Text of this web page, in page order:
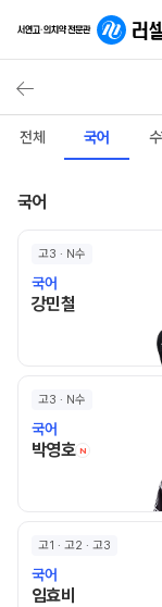
전체 국어
국어
고3 · N수
국어
강민철 강민철 선생
고3 · N수
국어
박영호 N 박영호
고1 · 고2 · 고3
국어
임효비 임효비 선생